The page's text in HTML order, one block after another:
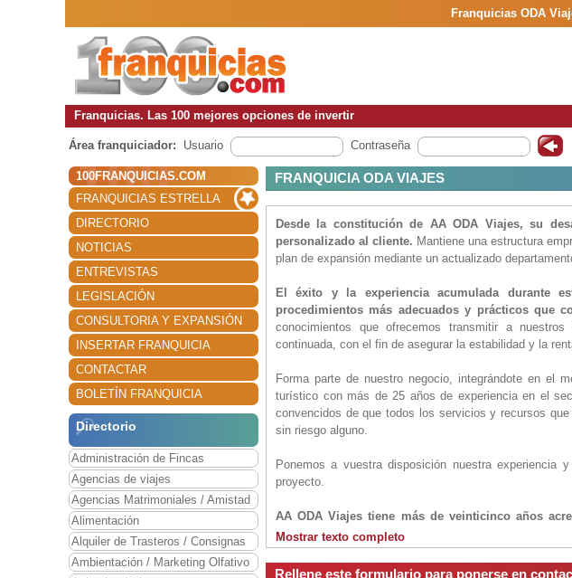
Franquicias ODA
Franquicias. Las 100 mejores opciones de invertir
Área franquiciador: Usuario Contraseña
100FRANQUICIAS.COM
FRANQUICIAS ESTRELLA
DIRECTORIO
NOTICIAS
ENTREVISTAS
LEGISLACIÓN
CONSULTORIA Y EXPANSIÓN
INSERTAR FRANQUICIA
CONTACTAR
BOLETÍN FRANQUICIA
Directorio
Administración de Fincas
Agencias de viajes
Agencias Matrimoniales / Amistad
Alimentación
Alquiler de Trasteros / Consignas
Ambientación / Marketing Olfativo
FRANQUICIA ODA VIAJES
Desde la constitución de AA ODA Viajes, su
personalizado al cliente. Mantiene una estructura
plan de expansión mediante un actualizado
El éxito y la experiencia acumulada durante
procedimientos más adecuados y prácticos que
conocimientos que ofrecemos transmitir a
continuada, con el fin de asegurar la estabilidad y la
Forma parte de nuestro negocio, integrándote en el
turístico con más de 25 años de experiencia en el
convencidos de que todos los servicios y recursos
sin riesgo alguno.
Ponemos a vuestra disposición nuestra
proyecto.
AA ODA Viajes tiene más de veinticinco años
excelente imagen en el sector.
Agencias de Viajes en diferentes Comunidades
basado en las mejores herramientas tecnológicas para
Mostrar texto completo
Rellene este formulario para ponerse en